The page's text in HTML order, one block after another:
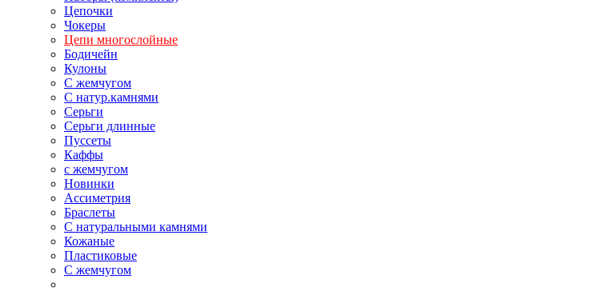
Цепочки
Чокеры
Цепи многослойные
Бодичейн
Кулоны
С жемчугом
С натур.камнями
Серьги
Серьги длинные
Пуссеты
Каффы
с жемчугом
Новинки
Ассиметрия
Браслеты
С натуральными камнями
Кожаные
Пластиковые
С жемчугом